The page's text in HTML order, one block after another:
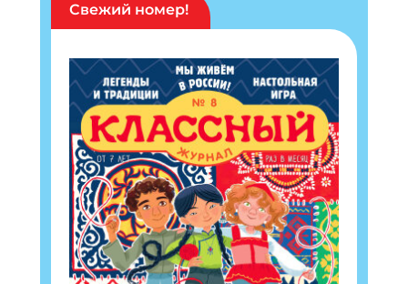
Свежий номер!